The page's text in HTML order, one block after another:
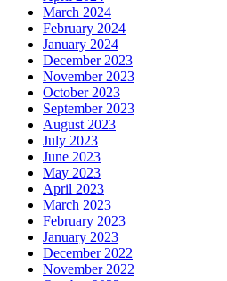
March 2024
February 2024
January 2024
December 2023
November 2023
October 2023
September 2023
August 2023
July 2023
June 2023
May 2023
April 2023
March 2023
February 2023
January 2023
December 2022
November 2022